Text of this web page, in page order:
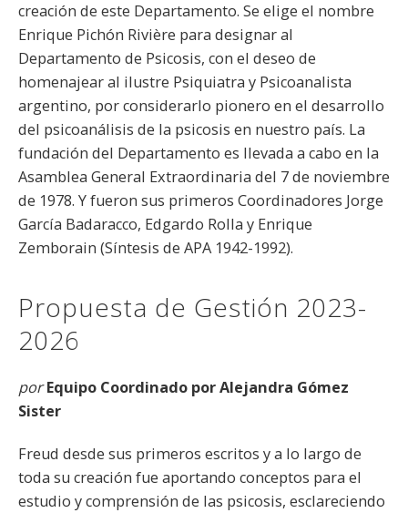
creación de este Departamento. Se elige el nombre
Enrique Pichón Rivière para designar al
Departamento de Psicosis, con el deseo de
homenajear al ilustre Psiquiatra y Psicoanalista
argentino, por considerarlo pionero en el desarrollo
del psicoanálisis de la psicosis en nuestro país. La
fundación del Departamento es llevada a cabo en la
Asamblea General Extraordinaria del 7 de noviembre
de 1978. Y fueron sus primeros Coordinadores Jorge
García Badaracco, Edgardo Rolla y Enrique
Zemborain (Síntesis de APA 1942-1992).
Propuesta de Gestión 2023-
2026
por Equipo Coordinado por Alejandra Gómez
Sister
Freud desde sus primeros escritos y a lo largo de
toda su creación fue aportando conceptos para el
estudio y comprensión de las psicosis, esclareciendo